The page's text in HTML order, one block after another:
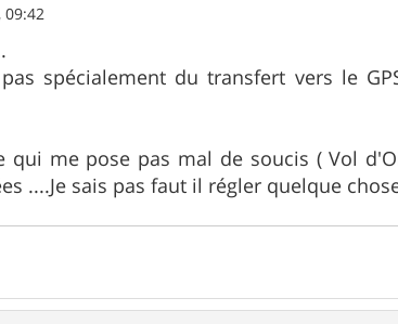
09:42
spécialement du transfert vers le
qui me pose pas mal de soucis ( Vol
....Je sais pas faut il régler quelque chose